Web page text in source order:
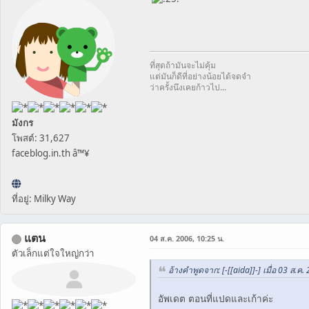
มังกร
โพสต์: 31,627
faceblog.in.th â™¥
ที่อยู่: Milky Way
ที่สุดถ้ามันจะไม่คุ้ม
แต่มันก็ดีที่อย่างน้อยได้จดจำ
ว่าครั้งนึงเคยก้าวไป...
แตน
ตัวเล็กแต่ใจใหญ่กว่า
04 ส.ค. 2006, 10:25 น.
อ้างคำพูดจาก: [-[[aida]]-] เมื่อ 03 ส.ค.
อัพเดต ตอนที่แปดและเก้าค่ะ